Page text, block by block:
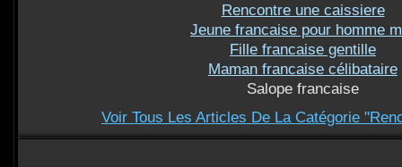
Rencontre une caissiere
Jeune francaise pour homme
Fille francaise gentille
Maman francaise célibataire
Salope francaise
Voir Tous Les Articles De La Catégorie